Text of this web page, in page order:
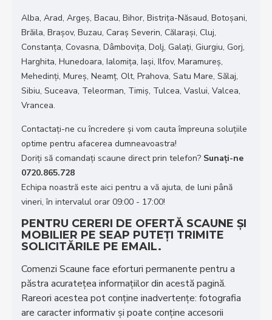
Alba, Arad, Argeș, Bacau, Bihor, Bistrița-Năsaud, Botoșani,
Brăila, Brașov, Buzau, Caraș Severin, Călarași, Cluj,
Constanța, Covasna, Dâmbovița, Dolj, Galați, Giurgiu, Gorj,
Harghita, Hunedoara, Ialomița, Iași, Ilfov, Maramureș,
Mehedinți, Mureș, Neamț, Olt, Prahova, Satu Mare, Sălaj,
Sibiu, Suceava, Teleorman, Timiș, Tulcea, Vaslui, Valcea,
Vrancea.
Contactați-ne cu încredere și vom cauta împreuna soluțiile
optime pentru afacerea dumneavoastra!
Doriţi să comandaţi scaune direct prin telefon? Sunaţi-ne
0720.865.728
Echipa noastră este aici pentru a vă ajuta, de luni până
vineri, în intervalul orar 09:00 - 17:00!
PENTRU CERERI DE OFERTĂ SCAUNE ȘI
MOBILIER PE SEAP PUTEȚI TRIMITE
SOLICITĂRILE PE EMAIL.
Comenzi Scaune face eforturi permanente pentru a
păstra acurateţea informaţiilor din acestă pagină.
Rareori acestea pot conţine inadvertenţe: fotografia
are caracter informativ şi poate conţine accesorii